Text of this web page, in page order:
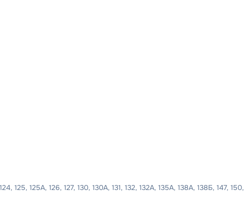
125, 125А, 126, 127, 130, 130А, 131, 132, 132А, 135А, 138А, 138Б, 147, 150,